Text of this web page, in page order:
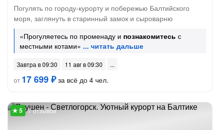
Погулять по городу-курорту и побережью Балтийского
моря, заглянуть в старинный замок и сыроварню
«Прогуляетесь по променаду и познакомитесь с
местными котами»
Завтра в 09:30
11 авг в 09:30
от 17 699 ₽за всё до 4 чел.
7 отзывов